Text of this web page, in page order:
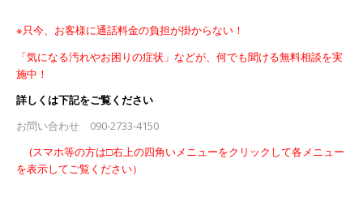
※只今、お客様に通話料金の負担が掛からない！
「気になる汚れやお困りの症状」などが、何でも聞ける無料相談を実
施中！
詳しくは下記をご覧ください
お問い合わせ 090-2733-4150
(スマホ等の方は□右上の四角いメニューをクリックして各メニュー
を表示してご覧ください）